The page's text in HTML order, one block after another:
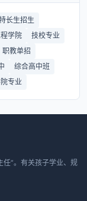
长生招生
学院
技校专业
职教单招
综合高中班
专业
”。有关孩子学业、规